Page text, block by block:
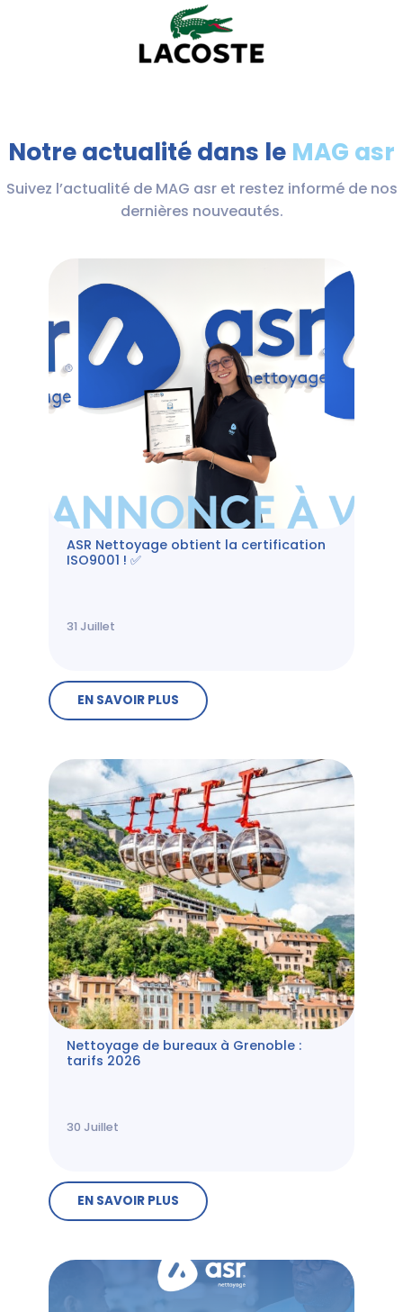
Notre actualité dans le MAG asr
Suivez l’actualité de MAG asr et restez informé de nos
dernières nouveautés.
ASR Nettoyage obtient la certification
ISO9001 ! ✅
31 Juillet
EN SAVOIR PLUS
Nettoyage de bureaux à Grenoble :
tarifs 2026
30 Juillet
EN SAVOIR PLUS